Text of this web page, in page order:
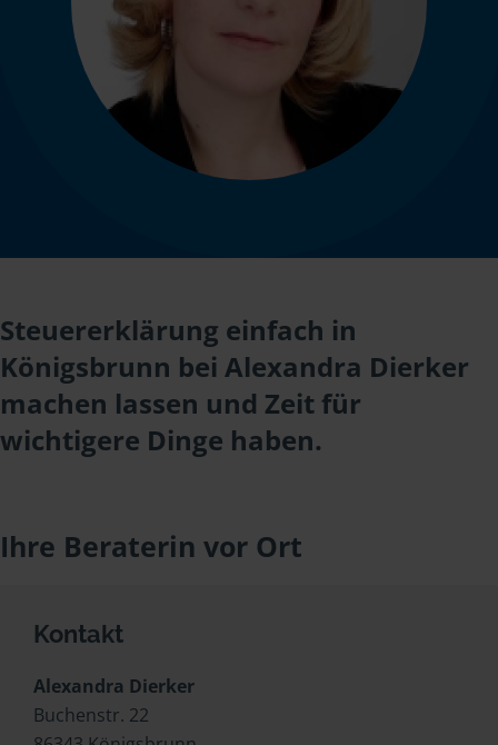
Steuererklärung einfach in
Königsbrunn bei Alexandra Dierker
machen lassen und Zeit für
wichtigere Dinge haben.
Ihre Beraterin vor Ort
Kontakt
Alexandra Dierker
Buchenstr. 22